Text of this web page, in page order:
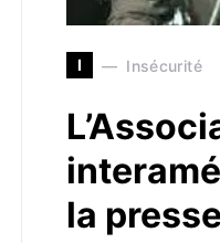
I Insécurité
la